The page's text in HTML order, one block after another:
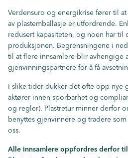
Verdensuro og energikrise fører til
av plastemballasje er utfordrende.
redusert kapasiteten, og noen har til
produksjonen. Begrensningene i
til at flere innsamlere blir avhengige
gjenvinningspartnere for å få
I slike tider dukker det ofte opp nye
aktører innen sporbarhet og
og regler). Plastretur minner derfor
benyttes gjenvinnere og tradere
oss.
Alle innsamlere oppfordres derfor